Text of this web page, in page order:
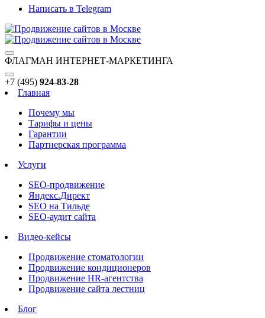
Написать в Telegram
ФЛАГМАН ИНТЕРНЕТ-МАРКЕТИНГА
+7 (495) 924-83-28
Главная
Почему мы
Тарифы и цены
Гарантии
Партнерская программа
Услуги
SEO-продвижение
Яндекс.Директ
SEO на Тильде
SEO-аудит сайта
Видео-кейсы
Продвижение стоматологии
Продвижение кондиционеров
Продвижение HR-агентства
Продвижение сайта лестниц
Блог